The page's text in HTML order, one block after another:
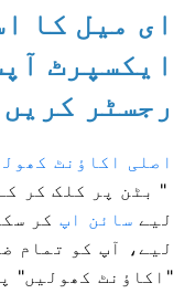
ای میل کا
ایکسپرٹ
رجسٹر
اصلی اکاؤنٹ کھول
" بٹن پر کلک کر
لیے سائن اپ
لیے، آپ کو تمام
"اکاؤنٹ کھولیں"